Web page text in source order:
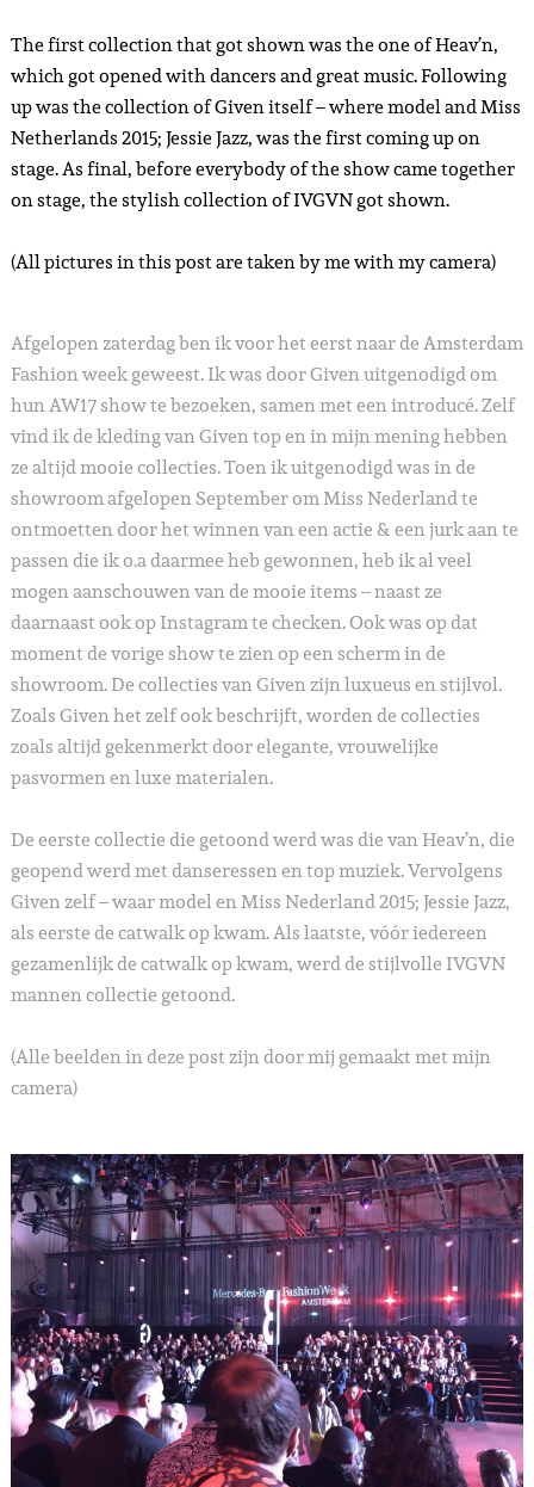
The first collection that got shown was the one of Heav’n,
which got opened with dancers and great music. Following
up was the collection of Given itself – where model and Miss
Netherlands 2015; Jessie Jazz, was the first coming up on
stage. As final, before everybody of the show came together
on stage, the stylish collection of IVGVN got shown.
(All pictures in this post are taken by me with my camera)
Afgelopen zaterdag ben ik voor het eerst naar de Amsterdam
Fashion week geweest. Ik was door Given uitgenodigd om
hun AW17 show te bezoeken, samen met een introducé. Zelf
vind ik de kleding van Given top en in mijn mening hebben
ze altijd mooie collecties. Toen ik uitgenodigd was in de
showroom afgelopen September om Miss Nederland te
ontmoetten door het winnen van een actie & een jurk aan te
passen die ik o.a daarmee heb gewonnen, heb ik al veel
mogen aanschouwen van de mooie items – naast ze
daarnaast ook op Instagram te checken. Ook was op dat
moment de vorige show te zien op een scherm in de
showroom. De collecties van Given zijn luxueus en stijlvol.
Zoals Given het zelf ook beschrijft, worden de collecties
zoals altijd gekenmerkt door elegante, vrouwelijke
pasvormen en luxe materialen.
De eerste collectie die getoond werd was die van Heav’n, die
geopend werd met danseressen en top muziek. Vervolgens
Given zelf – waar model en Miss Nederland 2015; Jessie Jazz,
als eerste de catwalk op kwam. Als laatste, vóór iedereen
gezamenlijk de catwalk op kwam, werd de stijlvolle IVGVN
mannen collectie getoond.
(Alle beelden in deze post zijn door mij gemaakt met mijn
camera)